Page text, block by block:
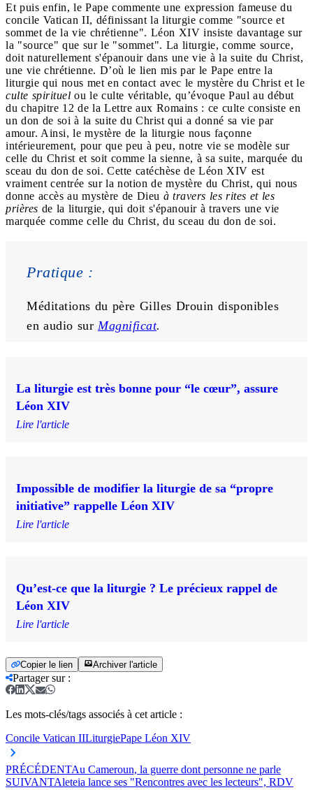
Et puis enfin, le Pape commente une expression fameuse du
concile Vatican II, définissant la liturgie comme "source et
sommet de la vie chrétienne". Léon XIV insiste davantage sur
la "source" que sur le "sommet". La liturgie, comme source,
doit naturellement s'épanouir dans une vie à la suite du Christ,
une vie chrétienne. D’où le lien mis par le Pape entre la
liturgie qui nous met en contact avec le mystère du Christ et le
culte spirituel ou le culte véritable, qu’évoque Paul au début
du chapitre 12 de la Lettre aux Romains : ce culte consiste en
un don de soi à la suite du Christ qui a donné sa vie par
amour. Ainsi, le mystère de la liturgie nous façonne
intérieurement, pour que peu à peu, notre vie se modèle sur
celle du Christ et soit comme la sienne, à sa suite, marquée du
sceau du don de soi. Cette catéchèse de Léon XIV est
vraiment centrée sur la notion de mystère du Christ, qui nous
donne accès au mystère de Dieu à travers les rites et les
prières de la liturgie, qui doit s'épanouir à travers une vie
marquée comme celle du Christ, du sceau du don de soi.
Pratique :
Méditations du père Gilles Drouin disponibles
en audio sur Magnificat.
La liturgie est très bonne pour “le cœur”, assure
Léon XIV
Lire l'article
Impossible de modifier la liturgie de sa “propre
initiative” rappelle Léon XIV
Lire l'article
Qu’est-ce que la liturgie ? Le précieux rappel de
Léon XIV
Lire l'article
Copier le lien Archiver l'article
Partager sur:
Les mots-clés/tags associés à cet article :
Concile Vatican IILiturgiePape Léon XIV
PRÉCÉDENTAu Cameroun, la guerre dont personne ne parle
SUIVANTAleteia lance ses "Rencontres avec les lecteurs", RDV